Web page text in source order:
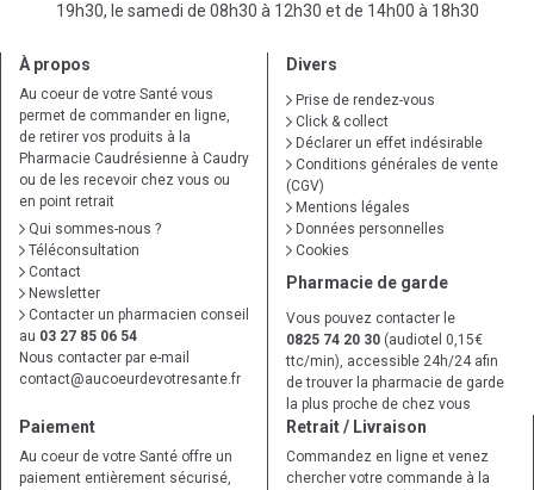
19h30, le samedi de 08h30 à 12h30 et de 14h00 à 18h30
À propos
Au coeur de votre Santé vous
permet de commander en ligne,
de retirer vos produits à la
Pharmacie Caudrésienne à Caudry
ou de les recevoir chez vous ou
en point retrait
Qui sommes-nous ?
Téléconsultation
Contact
Newsletter
Contacter un pharmacien conseil
au 03 27 85 06 54
Nous contacter par e-mail
contact@aucoeurdevotresante.fr
Divers
Prise de rendez-vous
Click & collect
Déclarer un effet indésirable
Conditions générales de vente
(CGV)
Mentions légales
Données personnelles
Cookies
Pharmacie de garde
Vous pouvez contacter le
0825 74 20 30 (audiotel 0,15€
ttc/min), accessible 24h/24 afin
de trouver la pharmacie de garde
la plus proche de chez vous
Paiement
Au coeur de votre Santé offre un
paiement entièrement sécurisé,
Retrait / Livraison
Commandez en ligne et venez
chercher votre commande à la